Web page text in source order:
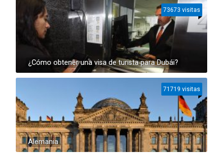
¿Cómo obtener una visa de turista para Dubái?
73673 visitas
Alemania
71719 visitas